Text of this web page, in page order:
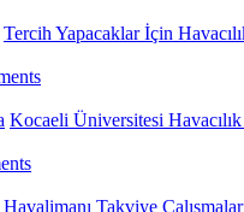
Tercih Yapacaklar İçin
Kocaeli Üniversitesi
Havalimanı Takviye